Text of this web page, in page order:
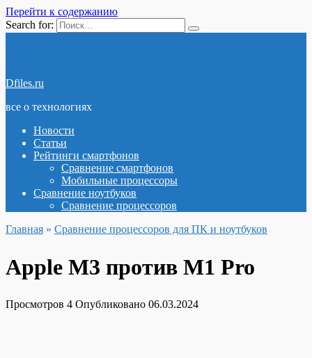
Перейти к содержанию
Search for:
Dfiles.ru
все о технологиях
Новости
Статьи
Рейтинги смартфонов
Сравнение смартфонов
Мобильные процессоры
Сравнение ноутбуков
Сравнение процессоров
Главная » Сравнение процессоров для ПК и ноутбуков
Apple M3 против M1 Pro
Просмотров 4 Опубликовано 06.03.2024